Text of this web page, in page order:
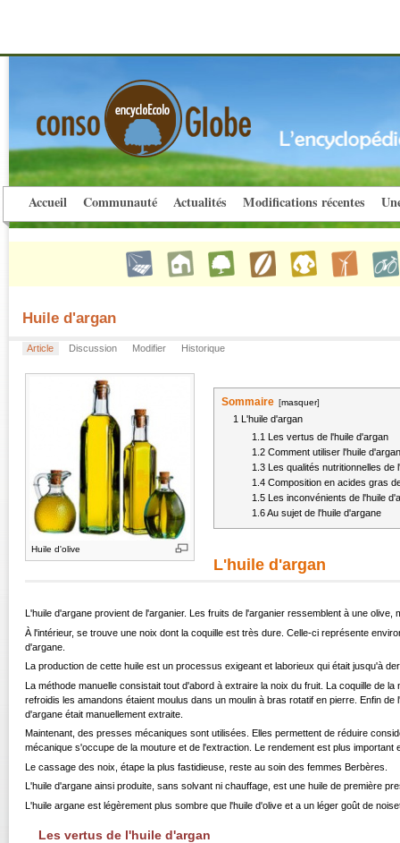
Accueil Communauté Actualités Modifications récentes
Huile d'argan
Article Discussion Modifier Historique
Huile d'olive
Sommaire [masquer]
1 L'huile d'argan
1.1 Les vertus de l'huile d'argan
1.2 Comment utiliser l'huile
1.3 Les qualités nutritionnelles de
1.4 Composition en acides gras
1.5 Les inconvénients de l'huile
1.6Au sujet de l'huile d'argane
L'huile d'argan
L'huile d'argane provient de l'arganier. Les fruits de l'arganier ressemblent à une
À l'intérieur, se trouve une noix dont la coquille est très dure. Celle-ci représente
d'argane.
La production de cette huile est un processus exigeant et laborieux qui était jusqu'à
La méthode manuelle consistait tout d'abord à extraire la noix du fruit. La coquille de
refroidis les amandons étaient moulus dans un moulin à bras rotatif en pierre. Enfin
d'argane était manuellement extraite.
Maintenant, des presses mécaniques sont utilisées. Elles permettent de réduire
mécanique s'occupe de la mouture et de l'extraction. Le rendement est plus
Le cassage des noix, étape la plus fastidieuse, reste au soin des femmes Berbères.
L'huile d'argane ainsi produite, sans solvant ni chauffage, est une huile de première
L'huile argane est légèrement plus sombre que l'huile d'olive et a un léger goût de
Les vertus de l'huile d'argan